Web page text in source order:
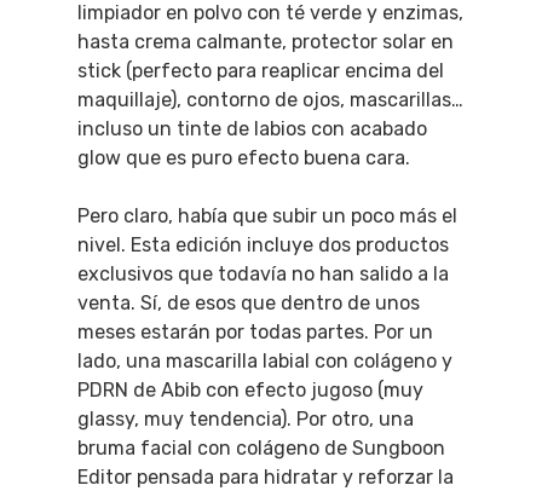
limpiador en polvo con té verde y enzimas,
hasta crema calmante, protector solar en
stick (perfecto para reaplicar encima del
maquillaje), contorno de ojos, mascarillas…
incluso un tinte de labios con acabado
glow que es puro efecto buena cara.
Pero claro, había que subir un poco más el
nivel. Esta edición incluye dos productos
exclusivos que todavía no han salido a la
venta. Sí, de esos que dentro de unos
meses estarán por todas partes. Por un
lado, una mascarilla labial con colágeno y
PDRN de Abib con efecto jugoso (muy
glassy, muy tendencia). Por otro, una
bruma facial con colágeno de Sungboon
Editor pensada para hidratar y reforzar la